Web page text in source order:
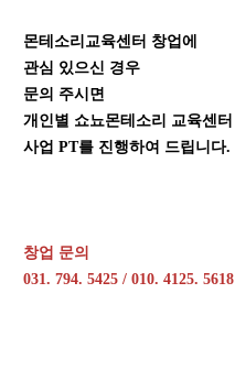
몬테소리교육센터 창업에
관심 있으신 경우
문의 주시면
개인별 쇼뇨몬테소리 교육센터
사업 PT를 진행하여 드립니다.
창업 문의
031. 794. 5425 / 010. 4125. 5618